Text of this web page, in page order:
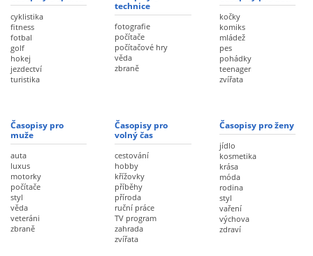
cyklistika
fitness
fotbal
golf
hokej
jezdectví
turistika
technice
fotografie
počítače
počítačové hry
věda
zbraně
kočky
komiks
mládež
pes
pohádky
teenager
zvířata
Časopisy pro
muže
auta
luxus
motorky
počítače
styl
věda
veteráni
zbraně
Časopisy pro
volný čas
cestování
hobby
křížovky
příběhy
příroda
ruční práce
TV program
zahrada
zvířata
Časopisy pro ženy
jídlo
kosmetika
krása
móda
rodina
styl
vaření
výchova
zdraví